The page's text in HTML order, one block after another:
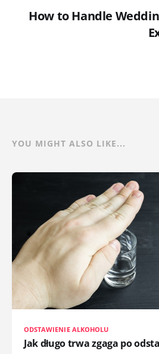
How to Handle
YOU MIGHT ALSO LIKE...
ODSTAWIENIE ALKOHOLU
Jak długo trwa zgaga po